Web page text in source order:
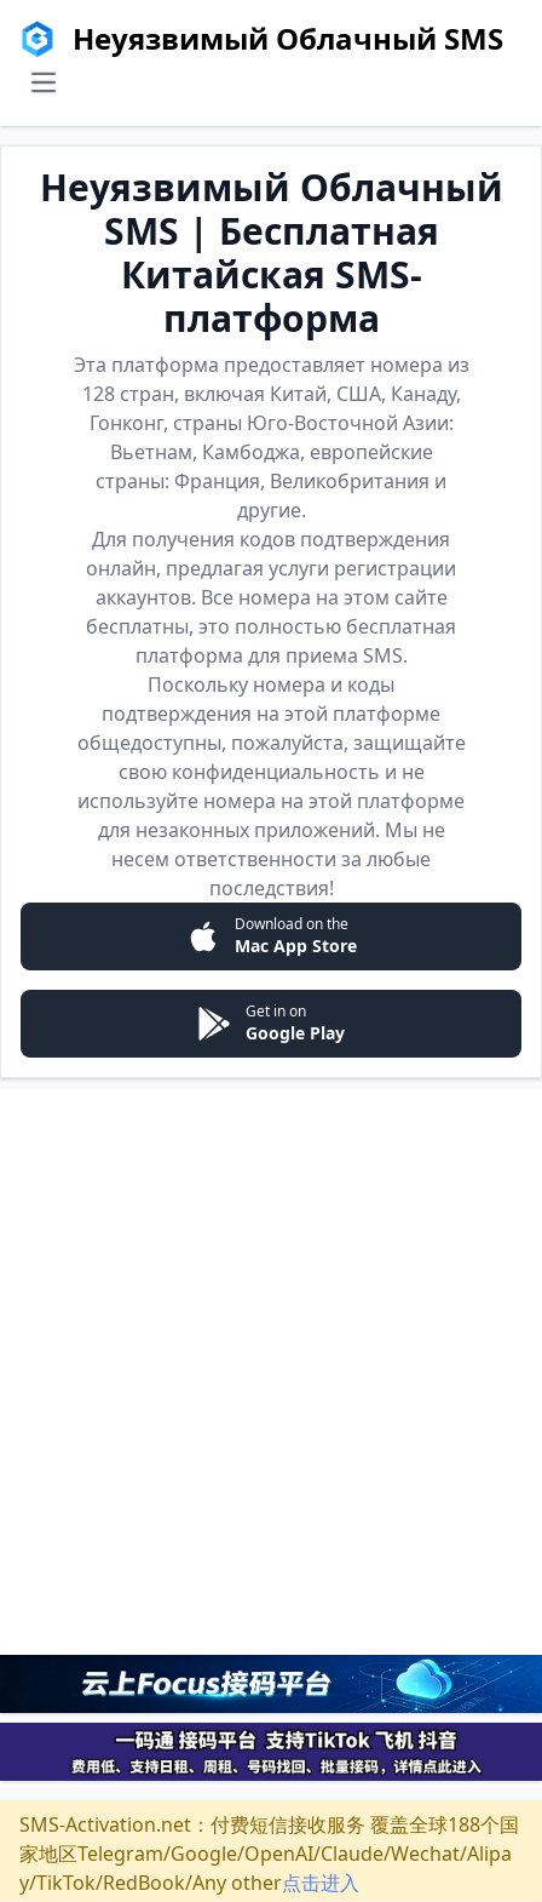
Неуязвимый Облачный SMS
menu
Неуязвимый Облачный
SMS | Бесплатная
Китайская SMS-
платформа
Эта платформа предоставляет номера из
128 стран, включая Китай, США, Канаду,
Гонконг, страны Юго-Восточной Азии:
Вьетнам, Камбоджа, европейские
страны: Франция, Великобритания и
другие.
Для получения кодов подтверждения
онлайн, предлагая услуги регистрации
аккаунтов. Все номера на этом сайте
бесплатны, это полностью бесплатная
платформа для приема SMS.
Поскольку номера и коды
подтверждения на этой платформе
общедоступны, пожалуйста, защищайте
свою конфиденциальность и не
используйте номера на этой платформе
для незаконных приложений. Мы не
несем ответственности за любые
последствия!
Download on the
Mac App Store
Get in on
Google Play
SMS-Activation.net：付费短信接收服务 覆盖全球188个国
家地区Telegram/Google/OpenAI/Claude/Wechat/Alipa
y/TikTok/RedBook/Any other点击进入